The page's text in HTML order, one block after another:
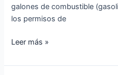
galones de combustible
los permisos de
Leer más »